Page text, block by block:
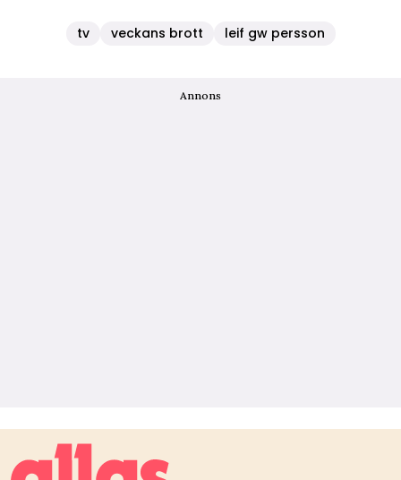
tv veckans brott leif gw persson
Annons